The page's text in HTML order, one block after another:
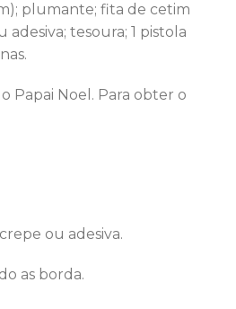
plumante; fita de cetim
tesoura; 1 pistola
Papai Noel. Para obter o
ou adesiva.
as borda.